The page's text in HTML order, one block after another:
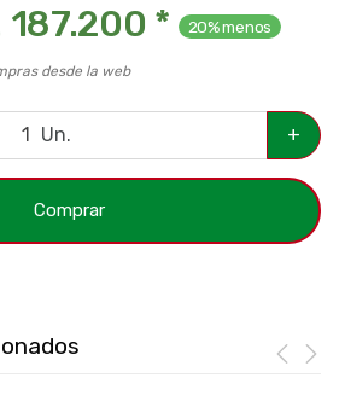
* 20% menos
desde la web
Un. +
Comprar